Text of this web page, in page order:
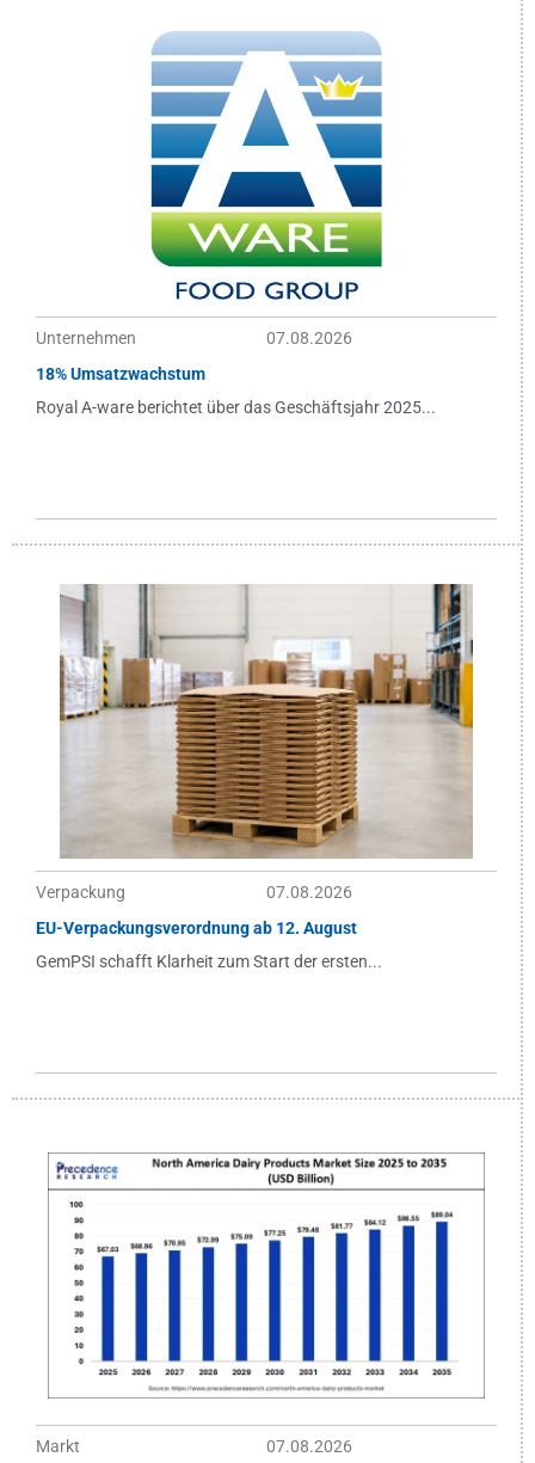
Unternehmen
07.08.2026
18% Umsatzwachstum
Royal A-ware berichtet über das Geschäftsjahr 2025...
Verpackung
07.08.2026
EU-Verpackungsverordnung ab 12. August
GemPSI schafft Klarheit zum Start der ersten...
Markt
07.08.2026